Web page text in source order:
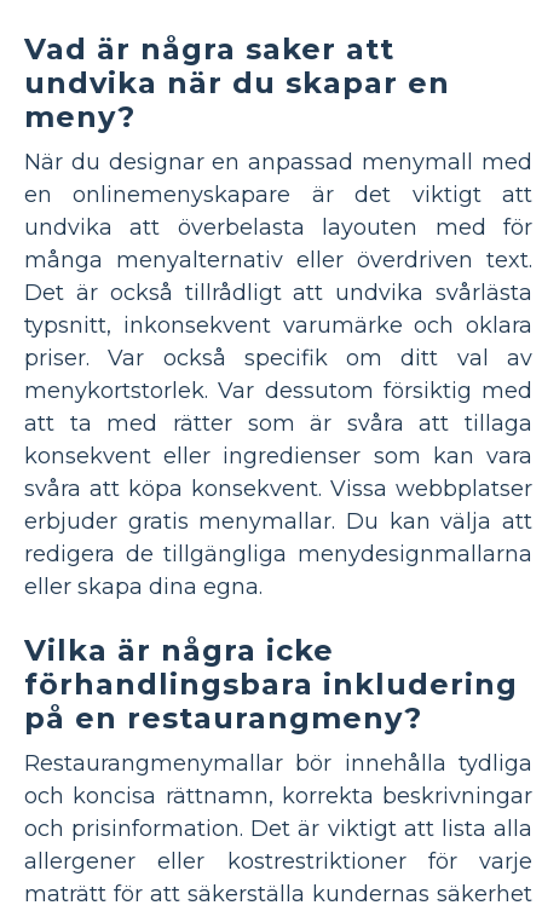
Vad är några saker att
undvika när du skapar en
meny?
När du designar en anpassad menymall med
en onlinemenyskapare är det viktigt att
undvika att överbelasta layouten med för
många menyalternativ eller överdriven text.
Det är också tillrådligt att undvika svårlästa
typsnitt, inkonsekvent varumärke och oklara
priser. Var också specifik om ditt val av
menykortstorlek. Var dessutom försiktig med
att ta med rätter som är svåra att tillaga
konsekvent eller ingredienser som kan vara
svåra att köpa konsekvent. Vissa webbplatser
erbjuder gratis menymallar. Du kan välja att
redigera de tillgängliga menydesignmallarna
eller skapa dina egna.
Vilka är några icke
förhandlingsbara inkludering
på en restaurangmeny?
Restaurangmenymallar bör innehålla tydliga
och koncisa rättnamn, korrekta beskrivningar
och prisinformation. Det är viktigt att lista alla
allergener eller kostrestriktioner för varje
maträtt för att säkerställa kundernas säkerhet